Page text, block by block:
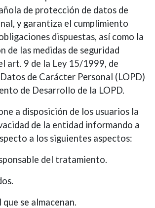
de protección de datos de
y garantiza el cumplimiento
dispuestas, así como la
de las medidas de seguridad
art. 9 de la Ley 15/1999, de
de Carácter Personal (LOPD)
de Desarrollo de la LOPD.
a disposición de los usuarios la
de la entidad informando a
a los siguientes aspectos:
del tratamiento.
se almacenan.